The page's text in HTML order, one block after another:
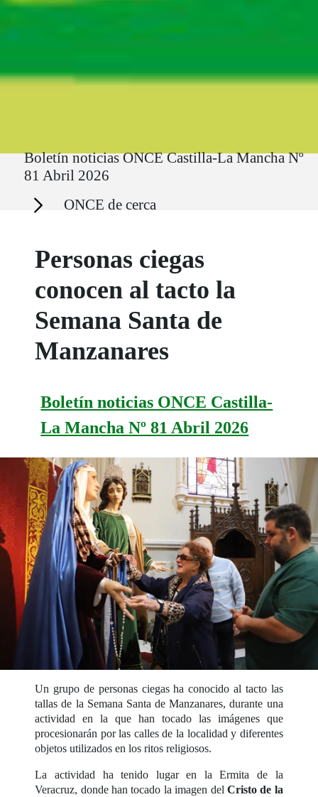
Boletín noticias ONCE Castilla-La Mancha Nº
81 Abril 2026
Secciones ONCE de cerca
Personas ciegas
conocen al tacto la
Semana Santa de
Manzanares
Boletín noticias ONCE Castilla-
La Mancha Nº 81 Abril 2026
Un grupo de personas ciegas ha conocido al tacto las
tallas de la Semana Santa de Manzanares, durante una
actividad en la que han tocado las imágenes que
procesionarán por las calles de la localidad y diferentes
objetos utilizados en los ritos religiosos.
La actividad ha tenido lugar en la Ermita de la
Veracruz, donde han tocado la imagen del Cristo de la